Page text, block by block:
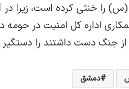
را خنثی کرده است، زیرا
اداره کل امنیت در
جنگ دست داشتند را دستگیر
دمشق